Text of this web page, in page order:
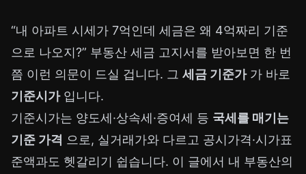
“내 아파트 시세가 7억인데 세금은 왜 4억짜리 기준
으로 나오지?” 부동산 세금 고지서를 받아보면 한 번
쯤 이런 의문이 드실 겁니다. 그 세금 기준가가 바로
기준시가입니다.
기준시가는 양도세·상속세·증여세 등 국세를 매기는
기준 가격 으로, 실거래가와 다르고 공시가격·시가표
준액과도 헷갈리기 쉽습니다. 이 글에서 내 부동산의